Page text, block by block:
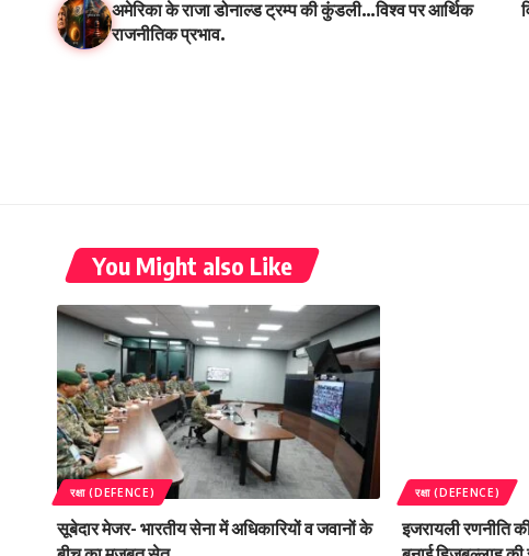
अमेरिका के राजा डोनाल्ड ट्रम्प की कुंडली…विश्व पर आर्थिक
राजनीतिक प्रभाव.
You Might also Like
रक्षा (DEFENCE)
सूबेदार मेजर- भारतीय सेना में अधिकारियों व जवानों के
रक्षा (DEFENCE)
इजरायली रणनीति